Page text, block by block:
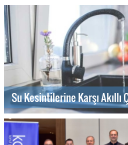
Su Kesintilerine Karşı Akıllı